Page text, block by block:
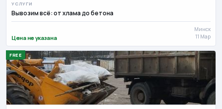
УСЛУГИ
Вывозим всё: от хлама до бетона
Цена не указана
Минск
11 Мар
FREE